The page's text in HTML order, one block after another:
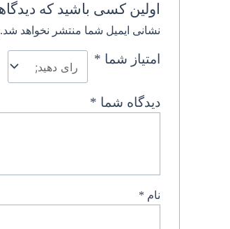
اولین کسی باشید که
نشانی ایمیل شما منتشر نخواهد شد.
امتیاز شما *
دیدگاه شما *
نام *